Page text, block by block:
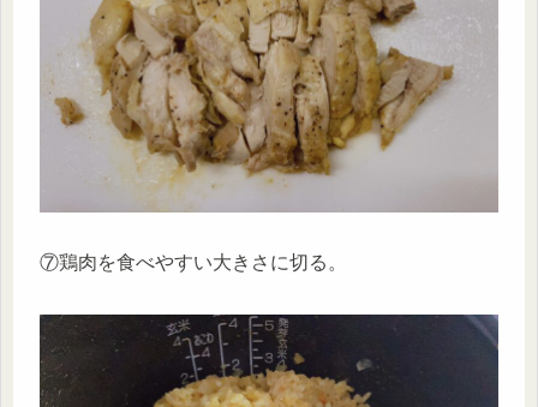
⑦鶏肉を食べやすい大きさに切る。